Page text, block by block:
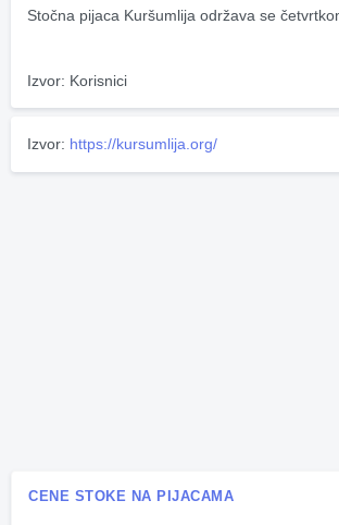
Stočna pijaca Kuršumlija održava se
Izvor: Korisnici
Izvor: https://kursumlija.org/
CENE STOKE NA PIJACAMA